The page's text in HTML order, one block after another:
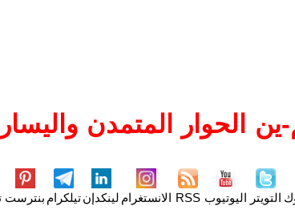
الحوار المتمدن واليسار
التويتر اليوتيوب RSS الانستغرام لينكدإنتيلكرام بنترست